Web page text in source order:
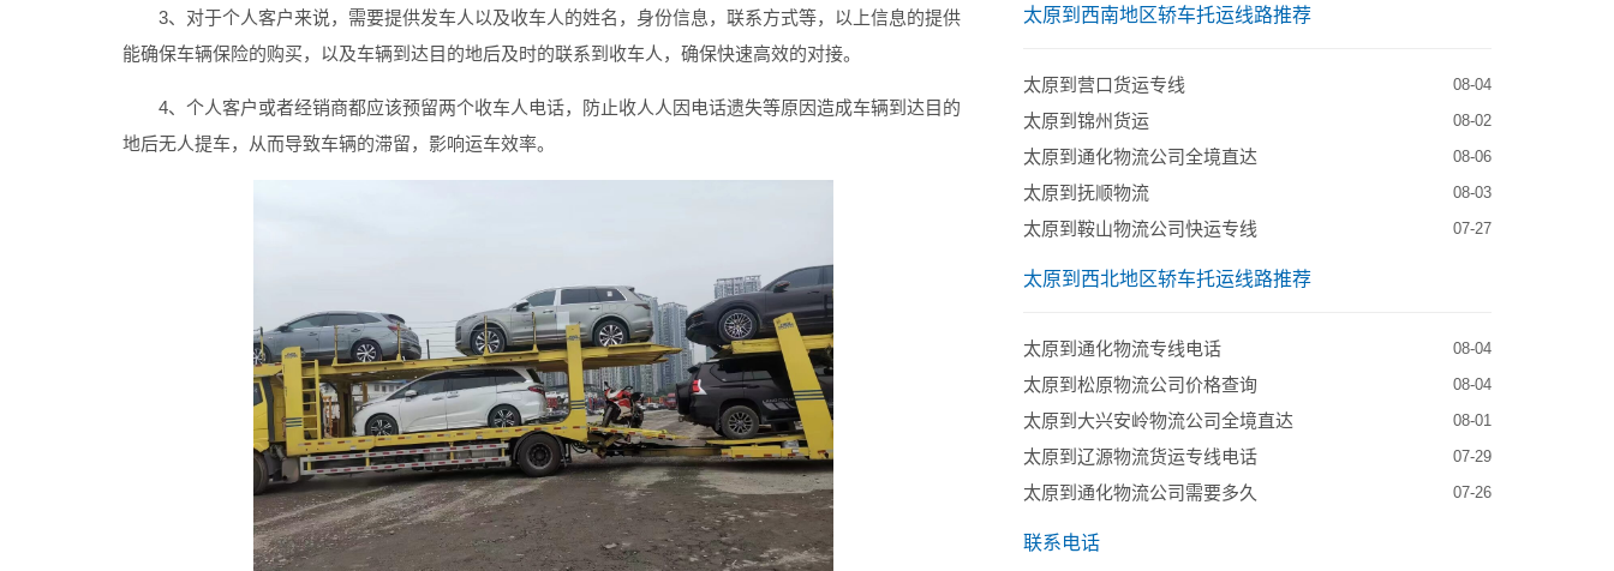
3、对于个人客户来说，需要提供发车人以及收车人的姓名，身份信息，联系方式等，以上信息的提供
能确保车辆保险的购买，以及车辆到达目的地后及时的联系到收车人，确保快速高效的对接。
4、个人客户或者经销商都应该预留两个收车人电话，防止收人人因电话遗失等原因造成车辆到达目的
地后无人提车，从而导致车辆的滞留，影响运车效率。
太原到西南地区轿车托运线路推荐
太原到营口货运专线 08-04
太原到锦州货运 08-02
太原到通化物流公司全境直达 08-06
太原到抚顺物流 08-03
太原到鞍山物流公司快运专线 07-27
太原到西北地区轿车托运线路推荐
太原到通化物流专线电话 08-04
太原到松原物流公司价格查询 08-04
太原到大兴安岭物流公司全境直达 08-01
太原到辽源物流货运专线电话 07-29
太原到通化物流公司需要多久 07-26
联系电话